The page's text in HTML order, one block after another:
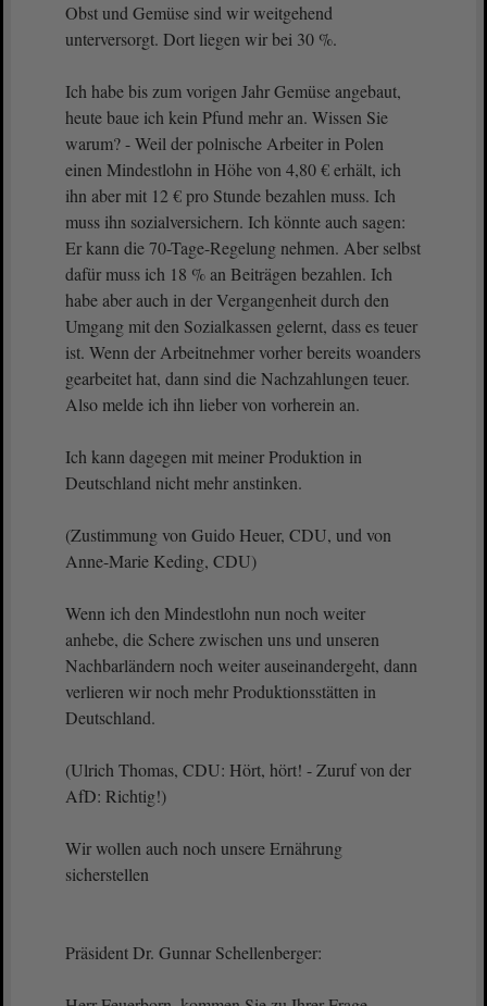
Obst und Gemüse sind wir weitgehend
unterversorgt. Dort liegen wir bei 30 %.
Ich habe bis zum vorigen Jahr Gemüse angebaut,
heute baue ich kein Pfund mehr an. Wissen Sie
warum? - Weil der polnische Arbeiter in Polen
einen Mindestlohn in Höhe von 4,80 € erhält, ich
ihn aber mit 12 € pro Stunde bezahlen muss. Ich
muss ihn sozialversichern. Ich könnte auch sagen:
Er kann die 70-Tage-Regelung nehmen. Aber selbst
dafür muss ich 18 % an Beiträgen bezahlen. Ich
habe aber auch in der Vergangenheit durch den
Umgang mit den Sozialkassen gelernt, dass es teuer
ist. Wenn der Arbeitnehmer vorher bereits woanders
gearbeitet hat, dann sind die Nachzahlungen teuer.
Also melde ich ihn lieber von vorherein an.
Ich kann dagegen mit meiner Produktion in
Deutschland nicht mehr anstinken.
(Zustimmung von Guido Heuer, CDU, und von
Anne-Marie Keding, CDU)
Wenn ich den Mindestlohn nun noch weiter
anhebe, die Schere zwischen uns und unseren
Nachbarländern noch weiter auseinandergeht, dann
verlieren wir noch mehr Produktionsstätten in
Deutschland.
(Ulrich Thomas, CDU: Hört, hört! - Zuruf von der
AfD: Richtig!)
Wir wollen auch noch unsere Ernährung
sicherstellen
Präsident Dr. Gunnar Schellenberger: